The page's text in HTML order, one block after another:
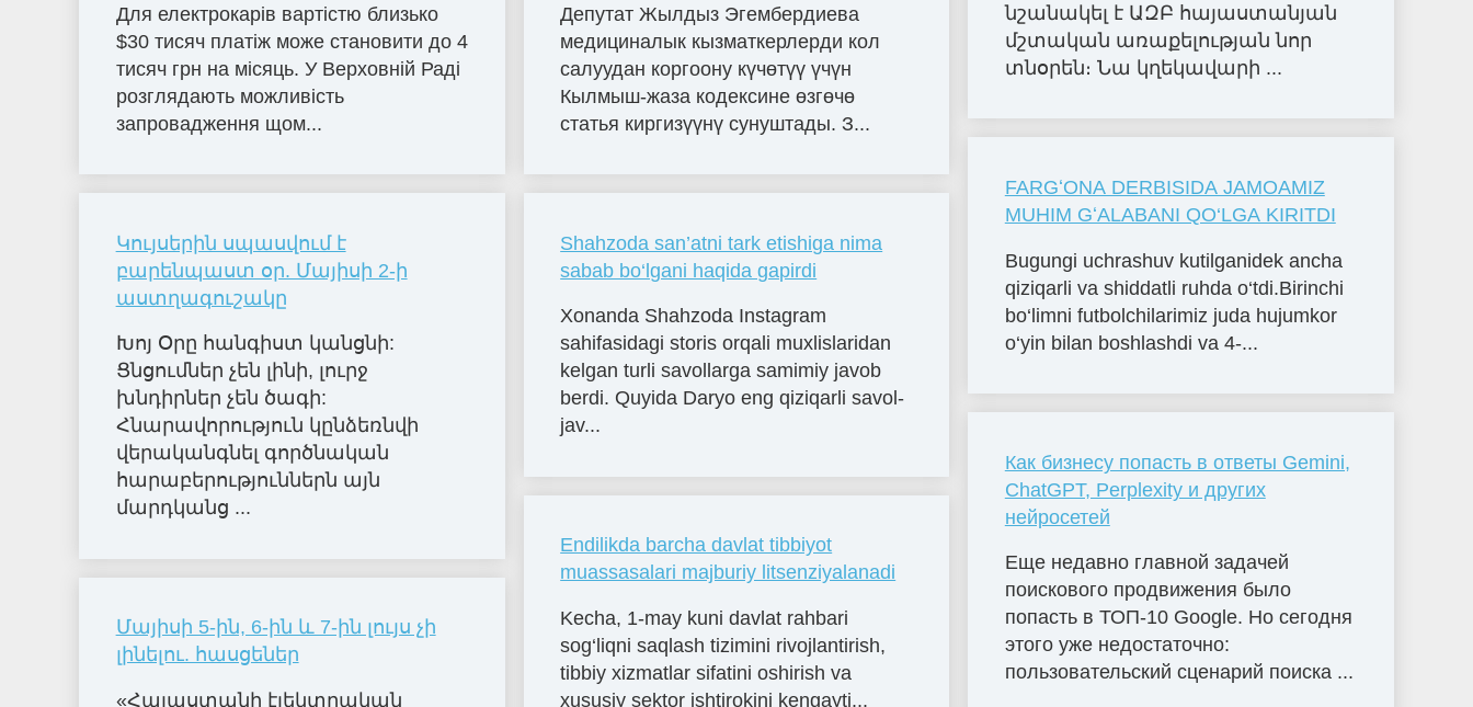
Для електрокарів вартістю близько
$30 тисяч платіж може становити до 4
тисяч грн на місяць. У Верховній Раді
розглядають можливість
запровадження щом...
Կույսերին սպասվում է
բարենպաստ օր. Մայիսի 2-ի
աստղագուշակը
Խոյ Օրը հանգիստ կանցնի:
Ցնցումներ չեն լինի, լուրջ
խնդիրներ չեն ծագի:
Հնարավորություն կընձեռնվի
վերականգնել գործնական
հարաբերություններն այն
մարդկանց ...
Մայիսի 5-ին, 6-ին և 7-ին լույս չի
լինելու. հասցեներ
«Հայաստանի էլեկտրական
Депутат Жылдыз Эгембердиева
медициналык кызматкерлерди кол
салуудан коргоону күчөтүү үчүн
Кылмыш-жаза кодексине өзгөчө
статья киргизүүнү сунуштады. З...
Shahzoda san’atni tark etishiga nima
sabab bo‘lgani haqida gapirdi
Xonanda Shahzoda Instagram
sahifasidagi storis orqali muxlislaridan
kelgan turli savollarga samimiy javob
berdi. Quyida Daryo eng qiziqarli savol-
jav...
Endilikda barcha davlat tibbiyot
muassasalari majburiy litsenziyalanadi
Kecha, 1-may kuni davlat rahbari
sog‘liqni saqlash tizimini rivojlantirish,
tibbiy xizmatlar sifatini oshirish va
xususiy sektor ishtirokini kengayti...
նշանակել է ԱԶԲ հայաստանյան
մշտական առաքելության նոր
տնօրեն։ Նա կղեկավարի ...
FARGʻONA DERBISIDA JAMOAMIZ
MUHIM GʻALABANI QO‘LGA KIRITDI
Bugungi uchrashuv kutilganidek ancha
qiziqarli va shiddatli ruhda o‘tdi.Birinchi
bo‘limni futbolchilarimiz juda hujumkor
o‘yin bilan boshlashdi va 4-...
Как бизнесу попасть в ответы Gemini,
ChatGPT, Perplexity и других
нейросетей
Еще недавно главной задачей
поискового продвижения было
попасть в ТОП-10 Google. Но сегодня
этого уже недостаточно:
пользовательский сценарий поиска ...